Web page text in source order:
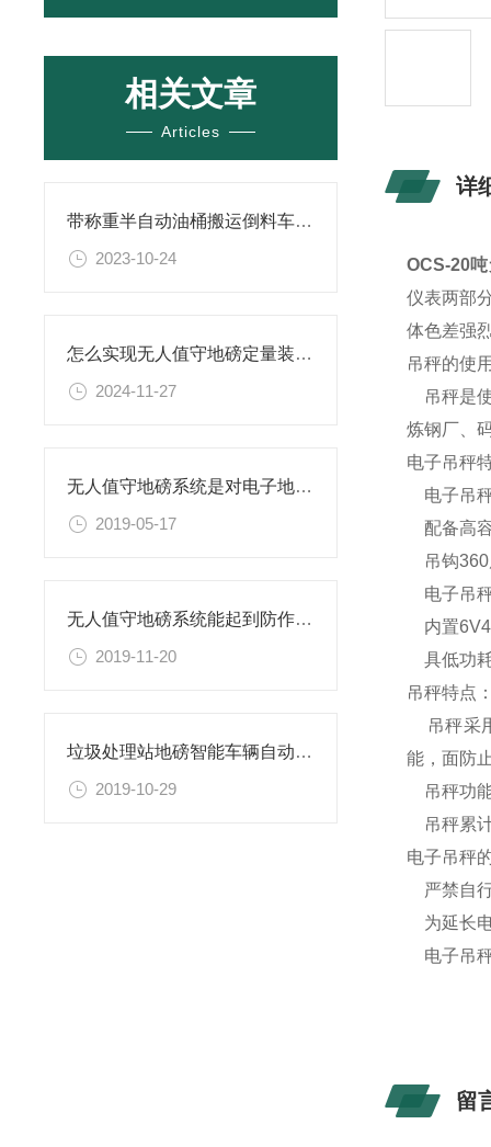
相关文章
Articles
带称重半自动油桶搬运倒料车介绍
2023-10-24
怎么实现无人值守地磅定量装车系统
2024-11-27
无人值守地磅系统是对电子地磅的智能化改造
2019-05-17
无人值守地磅系统能起到防作弊作用
2019-11-20
垃圾处理站地磅智能车辆自动识别称重系统（免费上门安装调试）
2019-10-29
详
OCS-20
仪表两部
体色差强
吊秤的使
吊秤是
炼钢厂、
电子吊秤
电子吊
配备高
吊钩360
电子吊
内置
具低功
吊秤特点
吊秤采
能，面防
吊秤功
吊秤累
电子吊秤
严禁自
为延长
电子吊
留